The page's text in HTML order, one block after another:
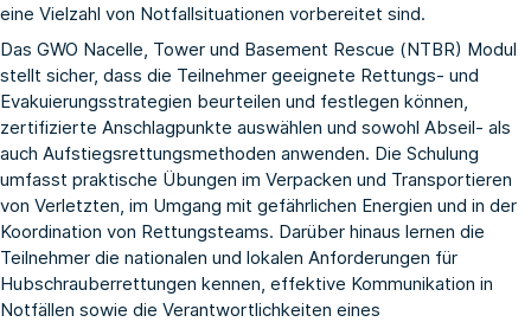
eine Vielzahl von Notfallsituationen vorbereitet sind.
Das GWO Nacelle, Tower und Basement Rescue (NTBR) Modul
stellt sicher, dass die Teilnehmer geeignete Rettungs- und
Evakuierungsstrategien beurteilen und festlegen können,
zertifizierte Anschlagpunkte auswählen und sowohl Abseil- als
auch Aufstiegsrettungsmethoden anwenden. Die Schulung
umfasst praktische Übungen im Verpacken und Transportieren
von Verletzten, im Umgang mit gefährlichen Energien und in der
Koordination von Rettungsteams. Darüber hinaus lernen die
Teilnehmer die nationalen und lokalen Anforderungen für
Hubschrauberrettungen kennen, effektive Kommunikation in
Notfällen sowie die Verantwortlichkeiten eines